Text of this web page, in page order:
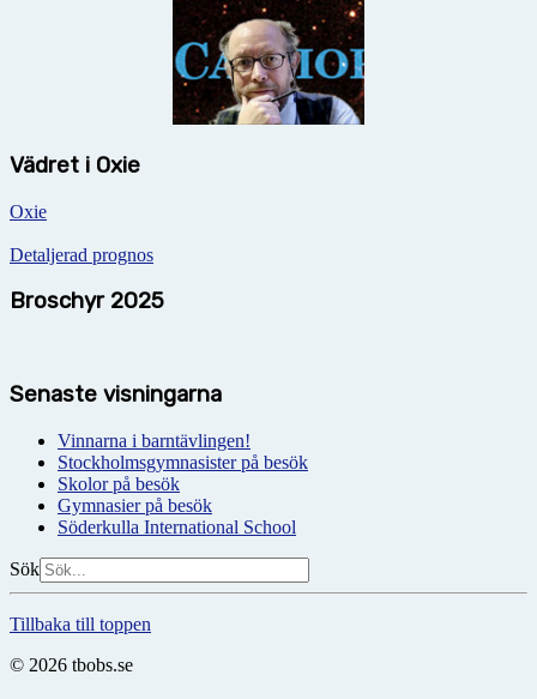
Vädret i Oxie
Oxie
Detaljerad prognos
Broschyr 2025
Senaste visningarna
Vinnarna i barntävlingen!
Stockholmsgymnasister på besök
Skolor på besök
Gymnasier på besök
Söderkulla International School
Sök
Tillbaka till toppen
© 2026 tbobs.se